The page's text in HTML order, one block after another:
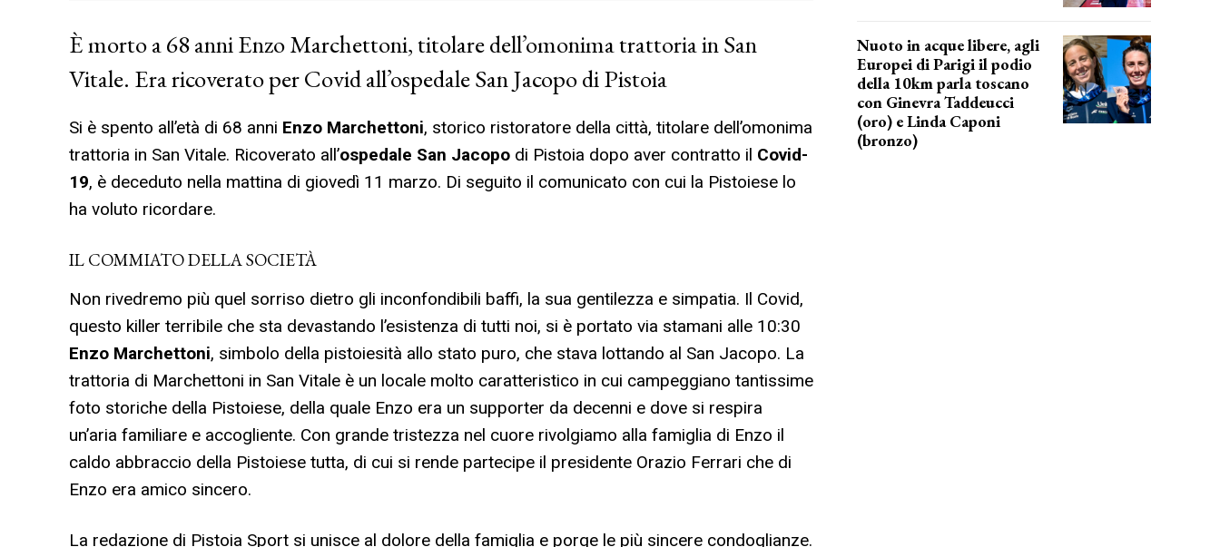
È morto a 68 anni Enzo Marchettoni, titolare dell’omonima trattoria in San
Vitale. Era ricoverato per Covid all’ospedale San Jacopo di Pistoia
Si è spento all’età di 68 anni Enzo Marchettoni, storico ristoratore della città, titolare dell’omonima
trattoria in San Vitale. Ricoverato all’ospedale San Jacopo di Pistoia dopo aver contratto il Covid-
19, è deceduto nella mattina di giovedì 11 marzo. Di seguito il comunicato con cui la Pistoiese lo
ha voluto ricordare.
IL COMMIATO DELLA SOCIETÀ
Non rivedremo più quel sorriso dietro gli inconfondibili baffi, la sua gentilezza e simpatia. Il Covid,
questo killer terribile che sta devastando l’esistenza di tutti noi, si è portato via stamani alle 10:30
Enzo Marchettoni, simbolo della pistoiesità allo stato puro, che stava lottando al San Jacopo. La
trattoria di Marchettoni in San Vitale è un locale molto caratteristico in cui campeggiano tantissime
foto storiche della Pistoiese, della quale Enzo era un supporter da decenni e dove si respira
un’aria familiare e accogliente. Con grande tristezza nel cuore rivolgiamo alla famiglia di Enzo il
caldo abbraccio della Pistoiese tutta, di cui si rende partecipe il presidente Orazio Ferrari che di
Enzo era amico sincero.
La redazione di Pistoia Sport si unisce al dolore della famiglia e porge le più sincere condoglianze.
Nuoto in acque libere, agli
Europei di Parigi il podio
della 10km parla toscano
con Ginevra Taddeucci
(oro) e Linda Caponi
(bronzo)